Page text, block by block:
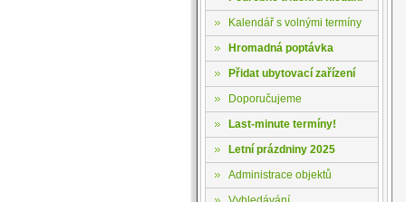
Kalendář s volnými termíny
Hromadná poptávka
Přidat ubytovací zařízení
Doporučujeme
Last-minute termíny!
Letní prázdniny 2025
Administrace objektů